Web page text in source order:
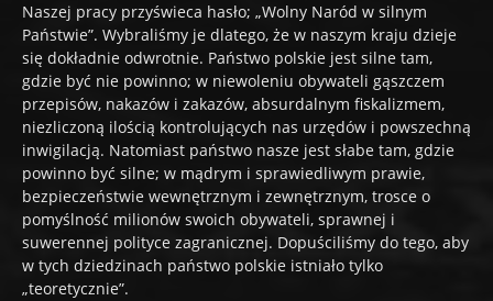
Naszej pracy przyświeca hasło; „Wolny Naród w silnym
Państwie”. Wybraliśmy je dlatego, że w naszym kraju dzieje
się dokładnie odwrotnie. Państwo polskie jest silne tam,
gdzie być nie powinno; w niewoleniu obywateli gąszczem
przepisów, nakazów i zakazów, absurdalnym fiskalizmem,
niezliczoną ilością kontrolujących nas urzędów i powszechną
inwigilacją. Natomiast państwo nasze jest słabe tam, gdzie
powinno być silne; w mądrym i sprawiedliwym prawie,
bezpieczeństwie wewnętrznym i zewnętrznym, trosce o
pomyślność milionów swoich obywateli, sprawnej i
suwerennej polityce zagranicznej. Dopuściliśmy do tego, aby
w tych dziedzinach państwo polskie istniało tylko
„teoretycznie”.